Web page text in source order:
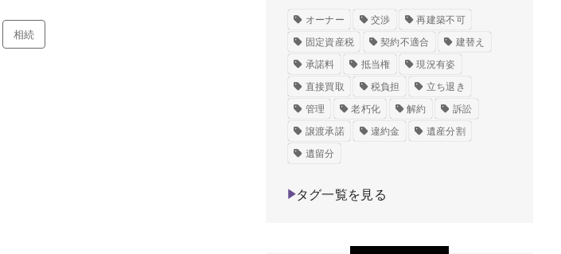
相続
オーナー 交渉
再建築不可
固定資産税
契約不適合
建替え
承諾料
抵当権
現況有姿
直接買取
税負担
立ち退き
管理
老朽化 解約
訴訟
譲渡承諾
違約金
遺産分割
遺留分
タグ一覧を見る